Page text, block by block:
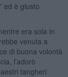
ed è giusto
era sola in
venuta a
di buona volontà
l’adorò
tangheri